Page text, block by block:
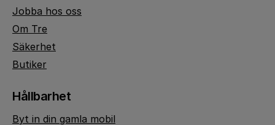
Jobba hos oss
Om Tre
Säkerhet
Butiker
Hållbarhet
Byt in din gamla mobil